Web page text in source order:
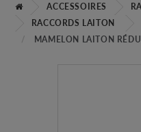
ACCESSOIRES
RACCORDS LAITON
MAMELON LAITON